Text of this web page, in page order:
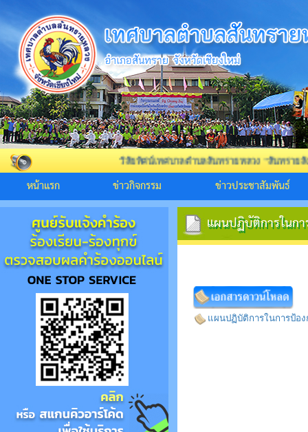
วิสัยทัศน์เทศบาลตำบลสันทรายหลวง "สันทรายสังคมดี สิ่ง
หน้าแรก ข่าวกิจกรรม ข่าวประชาสัมพันธ์
แผนปฏิบัติการในก
แผนปฏิบัติการในก
แผนปฏิบัติการในการป้อง